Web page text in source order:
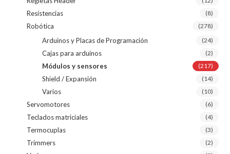
Resistencias (8)
Robótica (278)
Arduinos y Placas de Programación (24)
Cajas para arduinos (2)
Módulos y sensores (217)
Shield / Expansión (14)
Varios (10)
Servomotores (6)
Teclados matriciales (4)
Termocuplas (3)
Trimmers (2)